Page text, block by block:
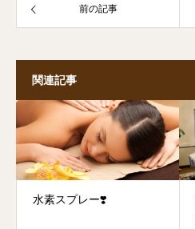
前の記事
関連記事
水素スプレー❣️